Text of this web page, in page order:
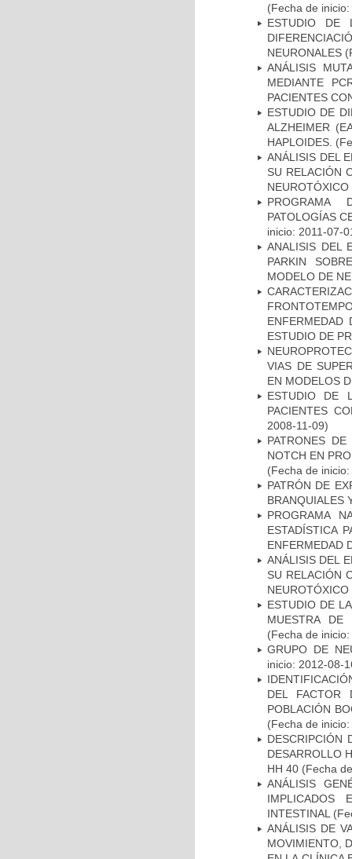
(Fecha de
ESTUDIO DE
NEURONALES
ANÁLISIS
MEDIANTE
PACIENTES
ESTUDIO DE
ALZHEIMER
HAPLOIDES.
ANÁLISIS DEL
SU RELACIÓN
NEUROTÓXICO
PROGRAMA
PATOLOGÍAS
inicio: 2011-07-
ANALISIS DEL
PARKIN
MODELO DE
ENFERMEDAD
ESTUDIO DE
VIAS DE
EN MODELOS
ESTUDIO DE
PACIENTES
2008-11-09)
PATRONES
NOTCH EN
(Fecha de
PATRÓN DE
BRANQUIALES
PROGRAMA
ESTADÍSTICA
ENFERMEDAD
ANÁLISIS DEL
SU RELACIÓN
NEUROTÓXICO
ESTUDIO DE
MUESTRA DE
(Fecha de
GRUPO DE
inicio: 2012-08-
DEL FACTOR
POBLACIÓN
(Fecha de
DESCRIPCIÓN
DESARROLLO
HH 40 (Fecha
ANÁLISIS
IMPLICADOS
INTESTINAL
ANÁLISIS DE
MOVIMIENTO,